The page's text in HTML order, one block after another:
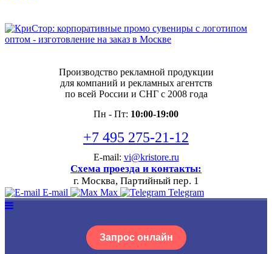
Производство рекламной продукции
для компаний и рекламных агентств
по всей России и СНГ с 2008 года
Пн - Пт: 10:00-19:00
+7 495 275-21-12
E-mail: vi@kristore.ru
Схема проезда и контакты:
г. Москва, Партийный пер. 1
E-mail Max Telegram
Запрос онлайн